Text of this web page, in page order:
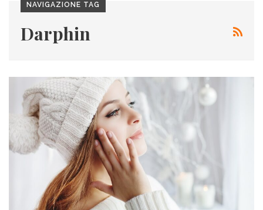
NAVIGAZIONE TAG
Darphin